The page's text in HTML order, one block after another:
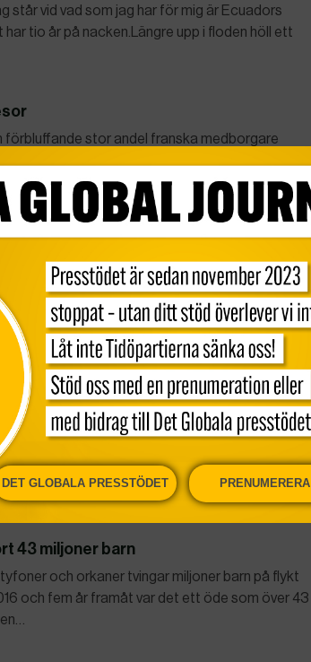
står vid vad som jag har för mig är Ecuadors
tio år på nacken.Längre upp i floden höll ett
förbluffande stor andel franska medborgare
flygningar en person kan göra till högst fyra
gripen
under torsdagen när han återvände från
de bjöd på skjuts.
som flytt hemlandet att lämna Pakistan före
bränslen
den stora stridsfrågan när världen möts för att
Det handlar om framtiden för olja, kol och
tycker att det…
43 miljoner barn
och orkaner tvingar miljoner barn på flykt
och fem år framåt var det ett öde som över 43
DET GLOBALA PRESSTÖDET PRENUMERERA